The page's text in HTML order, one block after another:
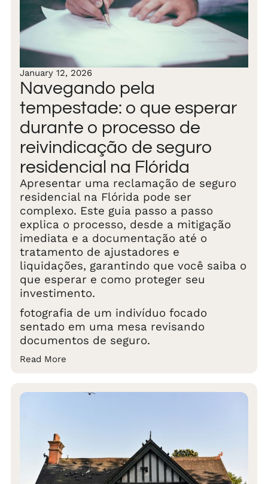
January 12, 2026
Navegando pela
tempestade: o que esperar
durante o processo de
reivindicação de seguro
residencial na Flórida
Apresentar uma reclamação de seguro
residencial na Flórida pode ser
complexo. Este guia passo a passo
explica o processo, desde a mitigação
imediata e a documentação até o
tratamento de ajustadores e
liquidações, garantindo que você saiba o
que esperar e como proteger seu
investimento.
fotografia de um indivíduo focado
sentado em uma mesa revisando
documentos de seguro.
Read More